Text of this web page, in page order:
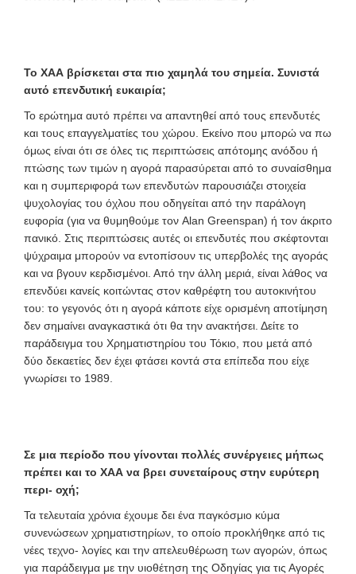
Το ΧΑΑ βρίσκεται στα πιο χαμηλά του σημεία. Συνιστά
αυτό επενδυτική ευκαιρία;
Το ερώτημα αυτό πρέπει να απαντηθεί από τους επενδυτές
και τους επαγγελματίες του χώρου. Εκείνο που μπορώ να πω
όμως είναι ότι σε όλες τις περιπτώσεις απότομης ανόδου ή
πτώσης των τιμών η αγορά παρασύρεται από το συναίσθημα
και η συμπεριφορά των επενδυτών παρουσιάζει στοιχεία
ψυχολογίας του όχλου που οδηγείται από την παράλογη
ευφορία (για να θυμηθούμε τον Alan Greenspan) ή τον άκριτο
πανικό. Στις περιπτώσεις αυτές οι επενδυτές που σκέφτονται
ψύχραιμα μπορούν να εντοπίσουν τις υπερβολές της αγοράς
και να βγουν κερδισμένοι. Από την άλλη μεριά, είναι λάθος να
επενδύει κανείς κοιτώντας στον καθρέφτη του αυτοκινήτου
του: το γεγονός ότι η αγορά κάποτε είχε ορισμένη αποτίμηση
δεν σημαίνει αναγκαστικά ότι θα την ανακτήσει. Δείτε το
παράδειγμα του Χρηματιστηρίου του Τόκιο, που μετά από
δύο δεκαετίες δεν έχει φτάσει κοντά στα επίπεδα που είχε
γνωρίσει το 1989.
Σε μια περίοδο που γίνονται πολλές συνέργειες μήπως
πρέπει και το ΧΑΑ να βρει συνεταίρους στην ευρύτερη
περι- οχή;
Τα τελευταία χρόνια έχουμε δει ένα παγκόσμιο κύμα
συνενώσεων χρηματιστηρίων, το οποίο προκλήθηκε από τις
νέες τεχνο- λογίες και την απελευθέρωση των αγορών, όπως
για παράδειγμα με την υιοθέτηση της Οδηγίας για τις Αγορές